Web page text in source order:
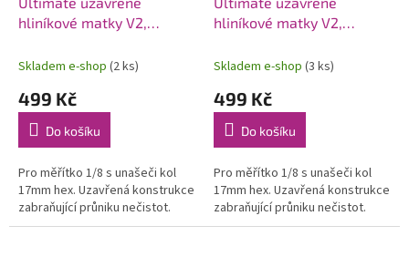
hliníkové matky V2,
Skladem e-shop (2 ks)
499 Kč
Do košíku
Pro měřítko 1/8 s unašeči kol
17mm hex. Uzavřená konstrukce
zabraňující průniku nečistot.
hliníkové matky V2,
Skladem e-shop (3 ks)
499 Kč
Do košíku
Pro měřítko 1/8 s unašeči kol
17mm hex. Uzavřená konstrukce
zabraňující průniku nečistot.